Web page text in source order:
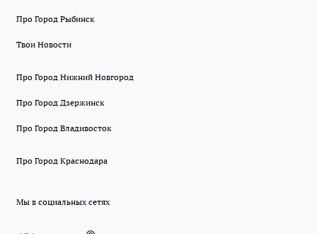
Про Город Рыбинск
Твои Новости
Про Город Нижний Новгород
Про Город Дзержинск
Про Город Владивосток
Про Город Краснодара
Мы в социальных сетях